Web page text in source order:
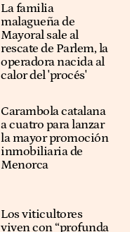
La familia
malagueña de
Mayoral sale al
rescate de Parlem, la
operadora nacida al
calor del 'procés'
Carambola catalana
a cuatro para lanzar
la mayor promoción
inmobiliaria de
Menorca
Los viticultores
viven con “profunda